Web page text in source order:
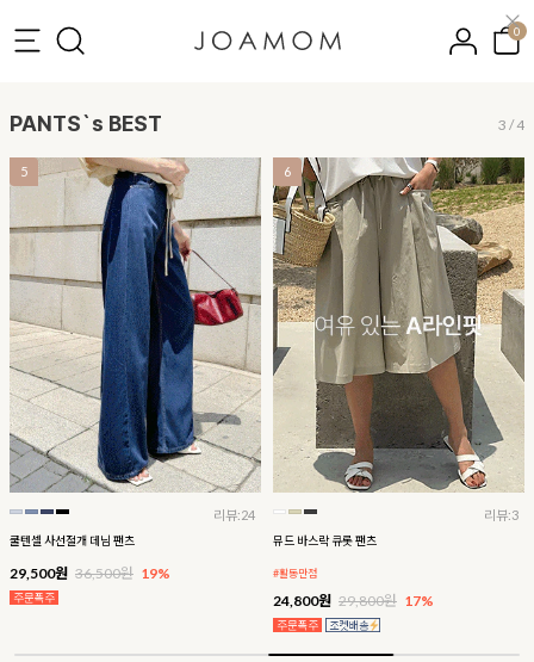
0
PANTS`s BEST 3 /4
5
리뷰:24
쿨텐셀 사선절개 데님 팬츠
29,500원 36,500원 19%
6
리뷰:3
뮤드 바스락 큐롯 팬츠
#활동만점
24,800원 29,800원 17%